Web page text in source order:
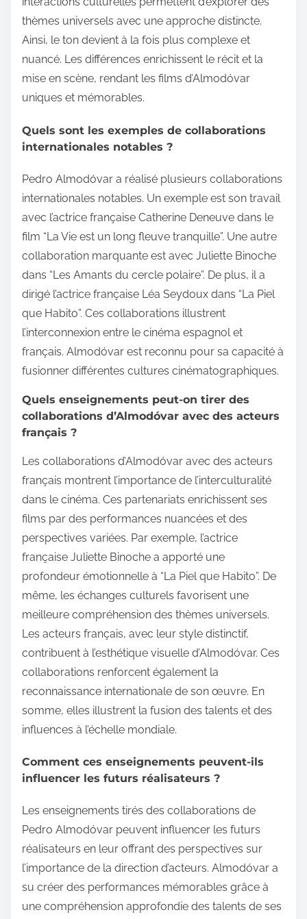
thèmes universels avec une approche distincte.
Ainsi, le ton devient à la fois plus complexe et
nuancé. Les différences enrichissent le récit et la
mise en scène, rendant les films d’Almodóvar
uniques et mémorables.
Quels sont les exemples de collaborations
internationales notables ?
Pedro Almodóvar a réalisé plusieurs collaborations
internationales notables. Un exemple est son travail
avec l’actrice française Catherine Deneuve dans le
film “La Vie est un long fleuve tranquille”. Une autre
collaboration marquante est avec Juliette Binoche
dans “Les Amants du cercle polaire”. De plus, il a
dirigé l’actrice française Léa Seydoux dans “La Piel
que Habito”. Ces collaborations illustrent
l’interconnexion entre le cinéma espagnol et
français. Almodóvar est reconnu pour sa capacité à
fusionner différentes cultures cinématographiques.
Quels enseignements peut-on tirer des
collaborations d’Almodóvar avec des acteurs
français ?
Les collaborations d’Almodóvar avec des acteurs
français montrent l’importance de l’interculturalité
dans le cinéma. Ces partenariats enrichissent ses
films par des performances nuancées et des
perspectives variées. Par exemple, l’actrice
française Juliette Binoche a apporté une
profondeur émotionnelle à “La Piel que Habito”. De
même, les échanges culturels favorisent une
meilleure compréhension des thèmes universels.
Les acteurs français, avec leur style distinctif,
contribuent à l’esthétique visuelle d’Almodóvar. Ces
collaborations renforcent également la
reconnaissance internationale de son œuvre. En
somme, elles illustrent la fusion des talents et des
influences à l’échelle mondiale.
Comment ces enseignements peuvent-ils
influencer les futurs réalisateurs ?
Les enseignements tirés des collaborations de
Pedro Almodóvar peuvent influencer les futurs
réalisateurs en leur offrant des perspectives sur
l’importance de la direction d’acteurs. Almodóvar a
su créer des performances mémorables grâce à
une compréhension approfondie des talents de ses